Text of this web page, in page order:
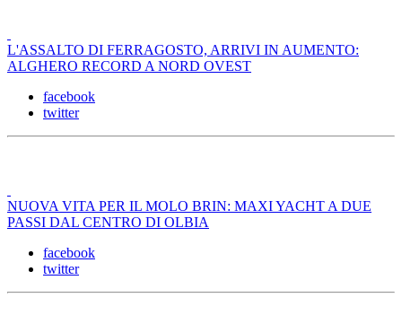
L'ASSALTO DI FERRAGOSTO, ARRIVI IN AUMENTO:
ALGHERO RECORD A NORD OVEST
facebook
twitter
NUOVA VITA PER IL MOLO BRIN: MAXI YACHT A DUE
PASSI DAL CENTRO DI OLBIA
facebook
twitter